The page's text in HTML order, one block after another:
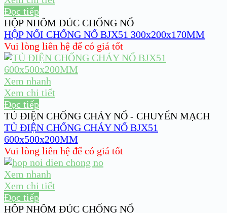
Đọc tiếp
HỘP NHÔM ĐÚC CHỐNG NỔ
HỘP NỐI CHỐNG NỔ BJX51 300x200x170MM
Vui lòng liên hệ để có giá tốt
Xem nhanh
Xem chi tiết
Đọc tiếp
TỦ ĐIỆN CHỐNG CHÁY NỔ - CHUYỂN MẠCH
TỦ ĐIỆN CHỐNG CHÁY NỔ BJX51
600x500x200MM
Vui lòng liên hệ để có giá tốt
Xem nhanh
Xem chi tiết
Đọc tiếp
HỘP NHÔM ĐÚC CHỐNG NỔ